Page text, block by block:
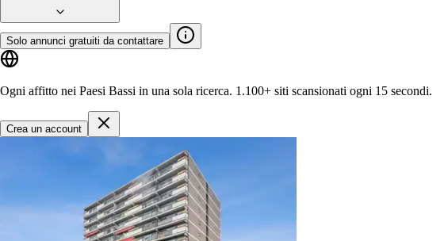
Ricevi per primo le nuove inserzioni a Rheden
Amsterdam Rotterdam Groningen Utrecht Den-haag
newest first